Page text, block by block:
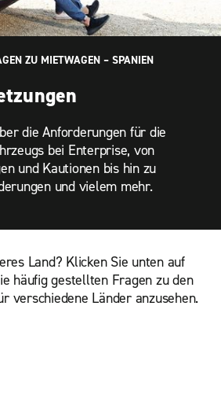
ZU MIETWAGEN – SPANIEN
die Anforderungen für die
bei Enterprise, von
und Kautionen bis hin zu
und vielem mehr.
Land? Klicken Sie unten auf
häufig gestellten Fragen zu den
verschiedene Länder anzusehen.